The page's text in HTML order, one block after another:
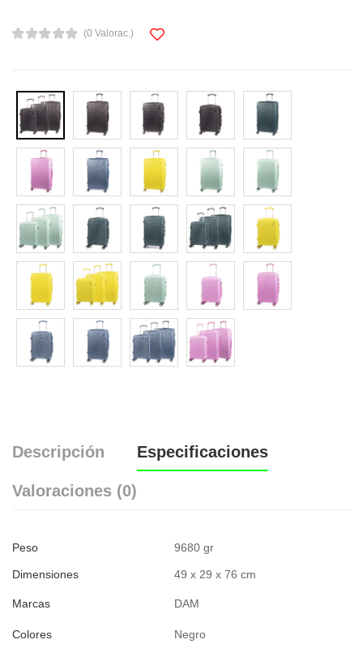
(0 Valorac.)
Descripción Especificaciones
Valoraciones (0)
Peso 9680 gr
Dimensiones 49 x 29 x 76 cm
Marcas DAM
Colores Negro